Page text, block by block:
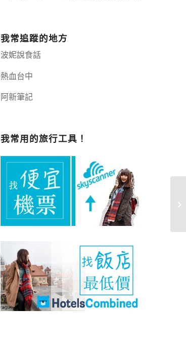
我常追蹤的地方
波妮說食話
熱血台中
阿新筆記嘉義+1 | 嘉義加一
我常用的旅行工具！